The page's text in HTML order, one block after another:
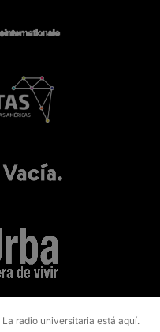
La radio universitaria está aquí.